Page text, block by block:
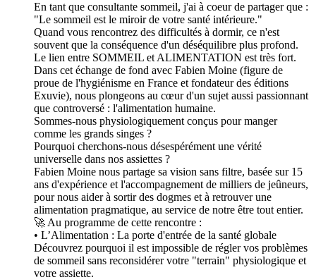
En tant que consultante sommeil, j'ai à coeur de partager que :
"Le sommeil est le miroir de votre santé intérieure."
Quand vous rencontrez des difficultés à dormir, ce n'est
souvent que la conséquence d'un déséquilibre plus profond.
Le lien entre SOMMEIL et ALIMENTATION est très fort.
Dans cet échange de fond avec Fabien Moine (figure de
proue de l'hygiénisme en France et fondateur des éditions
Exuvie), nous plongeons au cœur d'un sujet aussi passionnant
que controversé : l'alimentation humaine.
Sommes-nous physiologiquement conçus pour manger
comme les grands singes ?
Pourquoi cherchons-nous désespérément une vérité
universelle dans nos assiettes ?
Fabien Moine nous partage sa vision sans filtre, basée sur 15
ans d'expérience et l'accompagnement de milliers de jeûneurs,
pour nous aider à sortir des dogmes et à retrouver une
alimentation pragmatique, au service de notre être tout entier.
🚀 Au programme de cette rencontre :
• L’Alimentation : La porte d'entrée de la santé globale
Découvrez pourquoi il est impossible de régler vos problèmes
de sommeil sans reconsidérer votre "terrain" physiologique et
votre assiette.